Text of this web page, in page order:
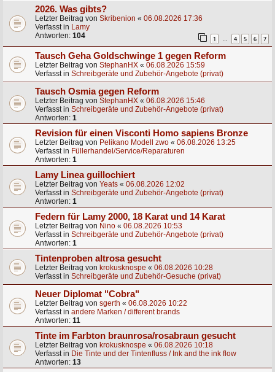
2026. Was gibts?
Letzter Beitrag von Skribenion « 06.08.2026 17:36
Verfasst in Lamy
Antworten: 104 1 4 5 6 7
Tausch Geha Goldschwinge 1 gegen Reform
Letzter Beitrag von StephanHX « 06.08.2026 15:59
Verfasst in Schreibgeräte und Zubehör-Angebote (privat)
Tausch Osmia gegen Reform
Letzter Beitrag von StephanHX « 06.08.2026 15:46
Verfasst in Schreibgeräte und Zubehör-Angebote (privat)
Antworten: 1
Revision für einen Visconti Homo sapiens Bronze
Letzter Beitrag von Pelikano Modell zwo « 06.08.2026 13:25
Verfasst in Füllerhandel/Service/Reparaturen
Antworten: 1
Lamy Linea guillochiert
Letzter Beitrag von Yeats « 06.08.2026 12:02
Verfasst in Schreibgeräte und Zubehör-Angebote (privat)
Antworten: 1
Federn für Lamy 2000, 18 Karat und 14 Karat
Letzter Beitrag von Nino « 06.08.2026 10:53
Verfasst in Schreibgeräte und Zubehör-Angebote (privat)
Antworten: 1
Tintenproben altrosa gesucht
Letzter Beitrag von krokusknospe « 06.08.2026 10:28
Verfasst in Schreibgeräte und Zubehör-Gesuche (privat)
Neuer Diplomat "Cobra"
Letzter Beitrag von sgerth « 06.08.2026 10:22
Verfasst in andere Marken / different brands
Antworten: 11
Tinte im Farbton braunrosa/rosabraun gesucht
Letzter Beitrag von krokusknospe « 06.08.2026 10:18
Verfasst in Die Tinte und der Tintenfluss / Ink and the ink flow
Antworten: 13